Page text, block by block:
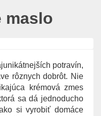
maslo
potravín,
rôznych dobrôt. Nie
krémová zmes
sa dá jednoducho
si vyrobiť domáce